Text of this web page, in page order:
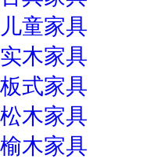
儿童家具
实木家具
板式家具
松木家具
榆木家具